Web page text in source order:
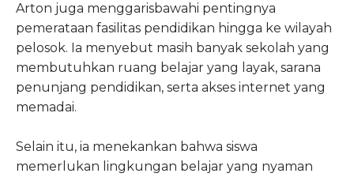
Arton juga menggarisbawahi pentingnya
pemerataan fasilitas pendidikan hingga ke wilayah
pelosok. Ia menyebut masih banyak sekolah yang
membutuhkan ruang belajar yang layak, sarana
penunjang pendidikan, serta akses internet yang
memadai.
Selain itu, ia menekankan bahwa siswa
memerlukan lingkungan belajar yang nyaman